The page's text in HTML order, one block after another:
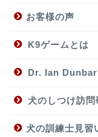
お客様の声
K9ゲームとは
Dr. Ian
犬のしつけ訪
犬の訓練士見習